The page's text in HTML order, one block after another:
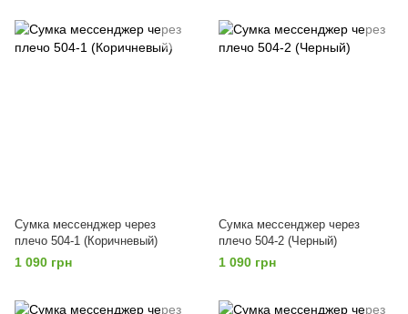
Сумка мессенджер через
плечо 504-1 (Коричневый)
1 090 грн
Сумка мессенджер через
плечо 504-2 (Черный)
1 090 грн